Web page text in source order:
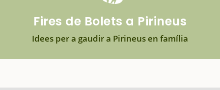
Fires de Bolets a Pirineus
Idees per a gaudir a Pirineus en família